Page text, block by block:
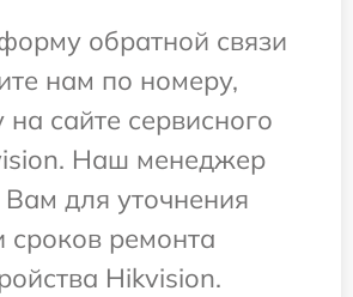
обратной связи
нам по номеру,
сайте сервисного
Наш менеджер
Вам для уточнения
сроков ремонта
Hikvision.